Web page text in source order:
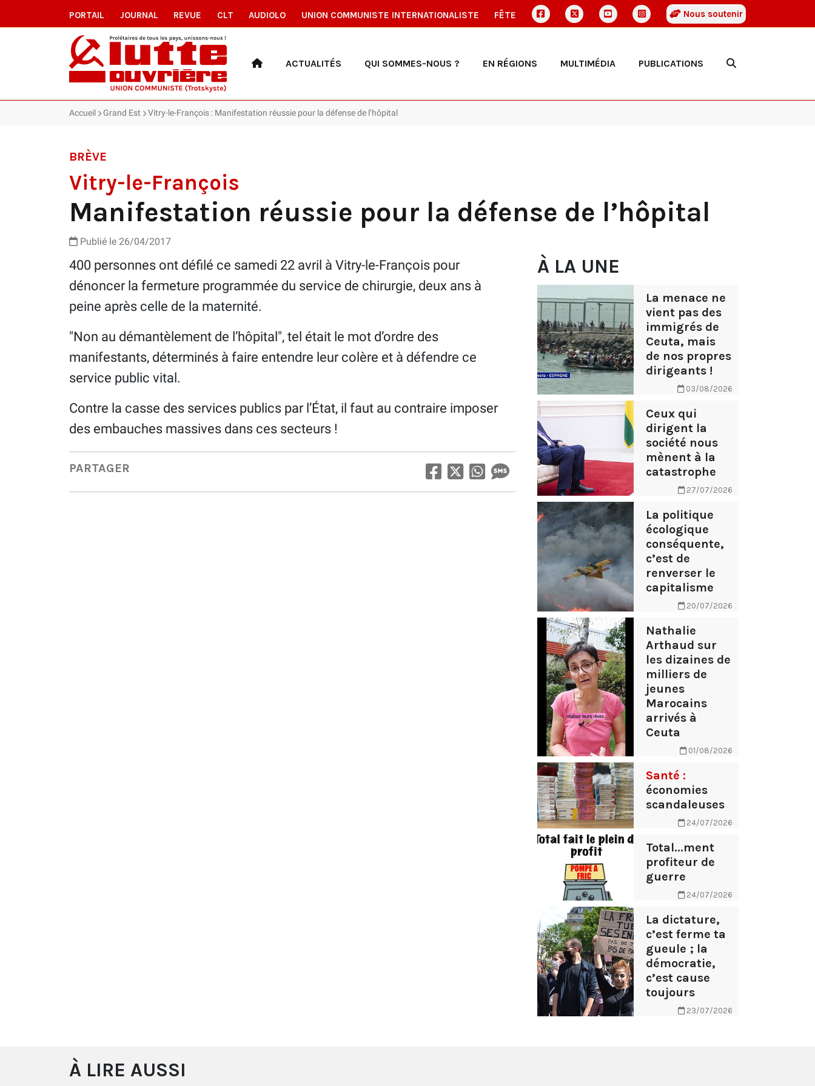
PORTAIL JOURNAL REVUE CLT AUDIOLO UNION COMMUNISTE INTERNATIONALISTE FÊTE Nous soutenir
ACTUALITÉS QUI SOMMES-NOUS ? EN RÉGIONS MULTIMÉDIA PUBLICATIONS
Accueil Grand Est Vitry-le-François : Manifestation réussie pour la défense de l’hôpital
BRÈVE
Vitry-le-François
Manifestation réussie pour la défense de l’hôpital
Publié le 26/04/2017
400 personnes ont défilé ce samedi 22 avril à Vitry-le-François pour
dénoncer la fermeture programmée du service de chirurgie, deux ans à
peine après celle de la maternité.
"Non au démantèlement de l’hôpital", tel était le mot d’ordre des
manifestants, déterminés à faire entendre leur colère et à défendre ce
service public vital.
Contre la casse des services publics par l’État, il faut au contraire imposer
des embauches massives dans ces secteurs !
PARTAGER
À LA UNE
La menace ne
vient pas des
immigrés de
Ceuta, mais
de nos propres
dirigeants !
03/08/2026
Ceux qui
dirigent la
société nous
mènent à la
catastrophe
27/07/2026
La politique
écologique
conséquente,
c’est de
renverser le
capitalisme
20/07/2026
Nathalie
Arthaud sur
les dizaines de
milliers de
jeunes
Marocains
arrivés à
Ceuta
01/08/2026
Santé :
économies
scandaleuses
24/07/2026
Total...ment
profiteur de
guerre
24/07/2026
La dictature,
c’est ferme ta
gueule ; la
démocratie,
c’est cause
toujours
23/07/2026
À LIRE AUSSI